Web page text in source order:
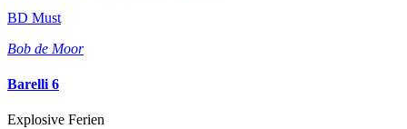
BD Must
Bob de Moor
Barelli 6
Explosive Ferien